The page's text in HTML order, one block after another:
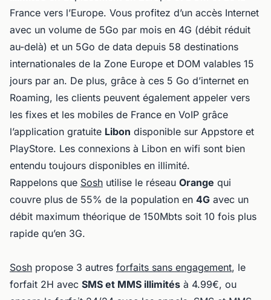
France vers l’Europe. Vous profitez d’un accès Internet
avec un volume de 5Go par mois en 4G (débit réduit
au-delà) et un 5Go de data depuis 58 destinations
internationales de la Zone Europe et DOM valables 15
jours par an. De plus, grâce à ces 5 Go d’internet en
Roaming, les clients peuvent également appeler vers
les fixes et les mobiles de France en VoIP grâce
l’application gratuite Libon disponible sur Appstore et
PlayStore. Les connexions à Libon en wifi sont bien
entendu toujours disponibles en illimité.
Rappelons que Sosh utilise le réseau Orange qui
couvre plus de 55% de la population en 4G avec un
débit maximum théorique de 150Mbts soit 10 fois plus
rapide qu’en 3G.
Sosh propose 3 autres forfaits sans engagement, le
forfait 2H avec SMS et MMS illimités à 4.99€, ou